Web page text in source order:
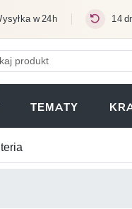
w 24h 14
(OTWIERA SIĘ W
TEMATY